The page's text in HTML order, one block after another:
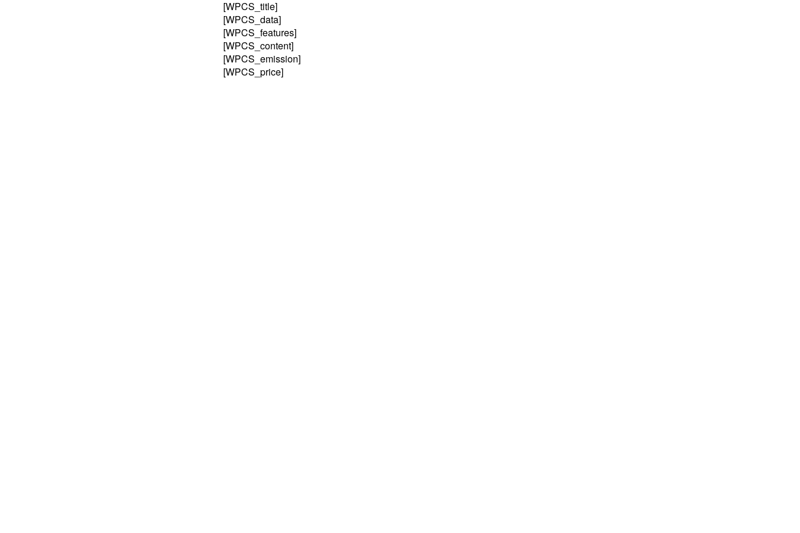
[WPCS_title]
[WPCS_data]
[WPCS_features]
[WPCS_content]
[WPCS_emission]
[WPCS_price]